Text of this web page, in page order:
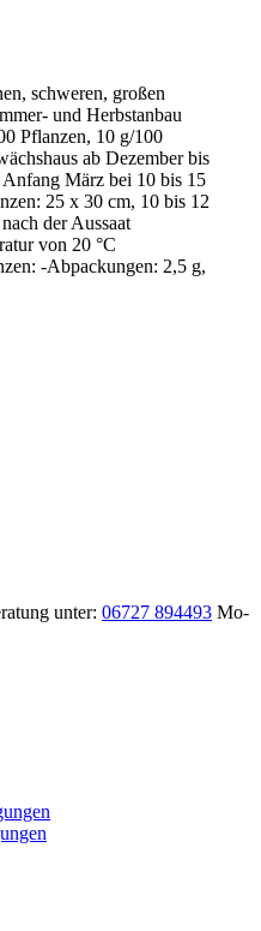
schweren, großen
und Herbstanbau
Pflanzen, 10 g/100
ab Dezember bis
März bei 10 bis 15
25 x 30 cm, 10 bis 12
der Aussaat
von 20 °C
-Abpackungen: 2,5 g,
unter: 06727 894493 Mo-